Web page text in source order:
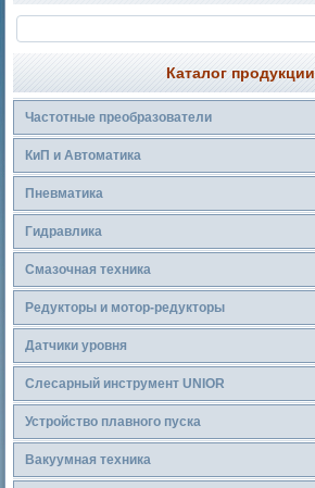
Каталог продукции
Частотные преобразователи
КиП и Автоматика
Пневматика
Гидравлика
Смазочная техника
Редукторы и мотор-редукторы
Датчики уровня
Слесарный инструмент UNIOR
Устройство плавного пуска
Вакуумная техника